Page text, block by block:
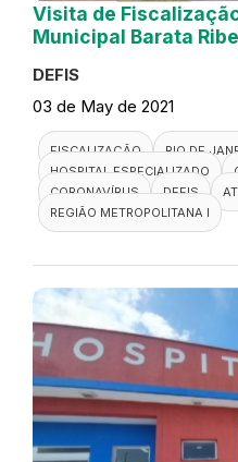
Visita de
Municipal Barata
DEFIS
03 de May de 2021
FISCALIZAÇÃO
RIO DE
HOSPITAL ESPECIALIZADO
CORONAVÍRUS
DEFIS
REGIÃO METROPOLITANA I